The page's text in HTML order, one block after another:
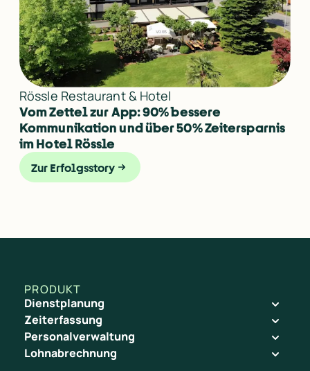
Rössle Restaurant & Hotel
Vom Zettel zur App: 90% bessere
Kommunikation und über 50% Zeitersparnis
im Hotel Rössle
Zur Erfolgsstory
PRODUKT
Dienstplanung
Zeiterfassung
Personalverwaltung
Lohnabrechnung